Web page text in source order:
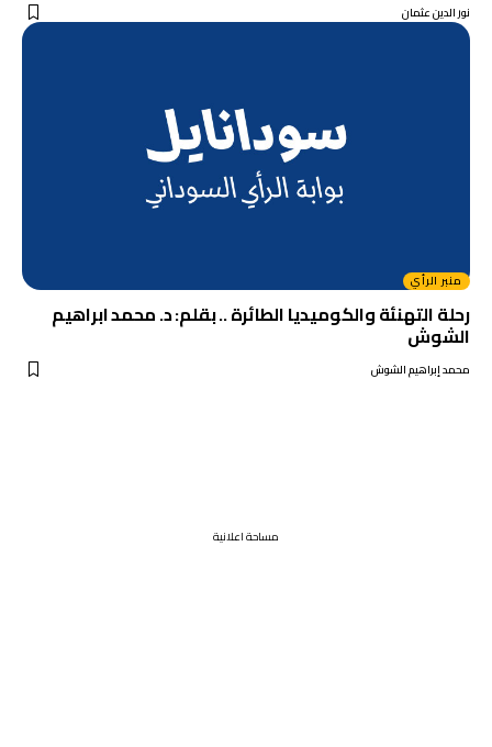
نور الدين عثمان
منبر الرأي
رحلة التهنئة والكوميديا الطائرة .. بقلم: د. محمد ابراهيم
الشوش
محمد إبراهيم الشوش
مساحة اعلانية